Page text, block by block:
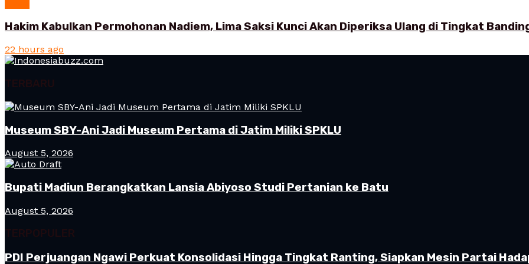
Hakim Kabulkan Permohonan Nadiem, Lima Saksi Kunci Akan Diperiksa Ulang di Tingkat
22 hours ago
TERBARU
Museum SBY-Ani Jadi Museum Pertama di Jatim Miliki SPKLU
August 5, 2026
Bupati Madiun Berangkatkan Lansia Abiyoso Studi Pertanian ke Batu
August 5, 2026
TERPOPULER
PDI Perjuangan Ngawi Perkuat Konsolidasi Hingga Tingkat Ranting, Siapkan Mesin Partai